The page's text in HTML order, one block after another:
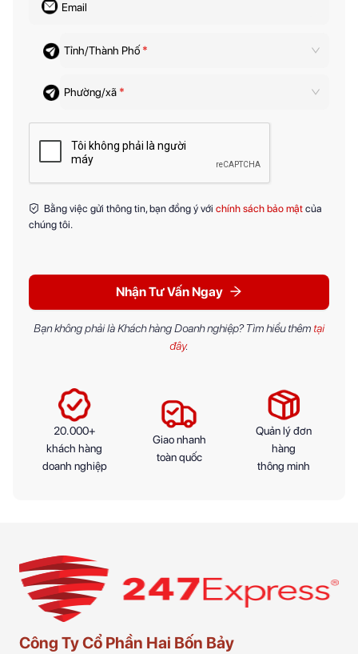
Email
Tỉnh/Thành Phố *
Phường/xã *
Bằng việc gửi thông tin, bạn đồng ý với chính sách bảo mật của
chúng tôi.
Nhận Tư Vấn Ngay
Bạn không phải là Khách hàng Doanh nghiệp? Tìm hiểu thêm tại
đây.
20.000+
khách hàng
doanh nghiệp
Giao nhanh
toàn quốc
Quản lý đơn
hàng
thông minh
Công Ty Cổ Phần Hai Bốn Bảy